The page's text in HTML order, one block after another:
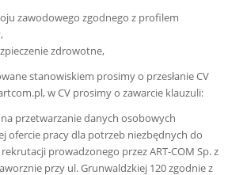
zawodowego zgodnego z profilem
zdrowotne,
stanowiskiem prosimy o przesłanie CV
, w CV prosimy o zawarcie klauzuli:
przetwarzanie danych osobowych
ofercie pracy dla potrzeb niezbędnych do
prowadzonego przez ART-COM Sp. z
przy ul. Grunwaldzkiej 120 zgodnie z